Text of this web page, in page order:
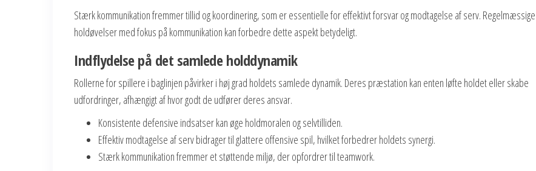
Stærk kommunikation fremmer tillid og koordinering, som er essentielle for effektivt forsvar og modtagelse af serv. Regelmæssige
holdøvelser med fokus på kommunikation kan forbedre dette aspekt betydeligt.
Indflydelse på det samlede holddynamik
Rollerne for spillere i baglinjen påvirker i høj grad holdets samlede dynamik. Deres præstation kan enten løfte holdet eller skabe
udfordringer, afhængigt af hvor godt de udfører deres ansvar.
Konsistente defensive indsatser kan øge holdmoralen og selvtilliden.
Effektiv modtagelse af serv bidrager til glattere offensive spil, hvilket forbedrer holdets synergi.
Stærk kommunikation fremmer et støttende miljø, der opfordrer til teamwork.